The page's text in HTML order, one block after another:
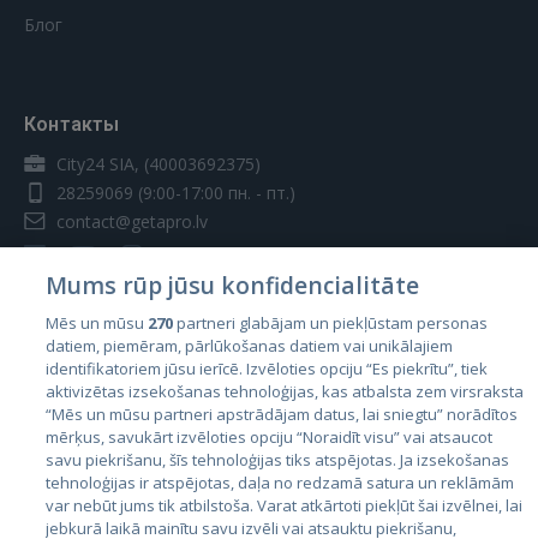
Блог
Контакты
City24 SIA, (40003692375)
28259069 (9:00-17:00 пн. - пт.)
contact@getapro.lv
Страны
Эстония
Латвия
Литва
Mums rūp jūsu konfidencialitāte
Mēs un mūsu 270partneri glabājam un piekļūstam personas
datiem, piemēram, pārlūkošanas datiem vai unikālajiem
identifikatoriem jūsu ierīcē. Izvēloties opciju “Es piekrītu”, tiek
aktivizētas izsekošanas tehnoloģijas, kas atbalsta zem virsraksta
“Mēs un mūsu partneri apstrādājam datus, lai sniegtu” norādītos
mērķus, savukārt izvēloties opciju “Noraidīt visu” vai atsaucot
savu piekrišanu, šīs tehnoloģijas tiks atspējotas. Ja izsekošanas
tehnoloģijas ir atspējotas, daļa no redzamā satura un reklāmām
var nebūt jums tik atbilstoša. Varat atkārtoti piekļūt šai izvēlnei, lai
jebkurā laikā mainītu savu izvēli vai atsauktu piekrišanu,